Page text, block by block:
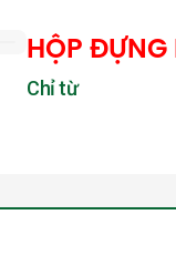
HỘP ĐỰNG